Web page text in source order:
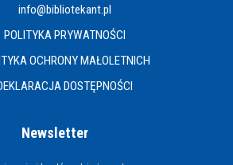
info@bibliotekant.pl
POLITYKA PRYWATNOŚCI
OCHRONY MAŁOLETNICH
DOSTĘPNOŚCI
Newsletter